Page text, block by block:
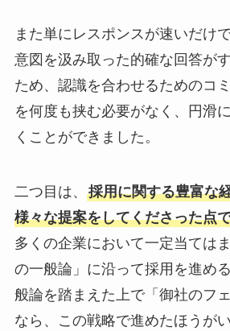
また単にレスポンスが速いだけ
意図を汲み取った的確な回答が
ため、認識を合わせるためのコ
を何度も挟む必要がなく、円滑
くことができました。
二つ目は、 採用に関する豊富な
様々な提案をしてくださった点
多くの企業において一定当ては
の一般論」に沿って採用を進め
般論を踏まえた上で「御社のフ
なら、この戦略で進めたほうが